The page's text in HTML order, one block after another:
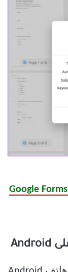
تعديل Google Forms